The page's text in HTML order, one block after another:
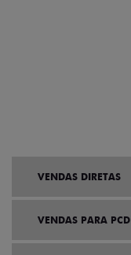
VENDAS DIRETAS
VENDAS PARA PCD